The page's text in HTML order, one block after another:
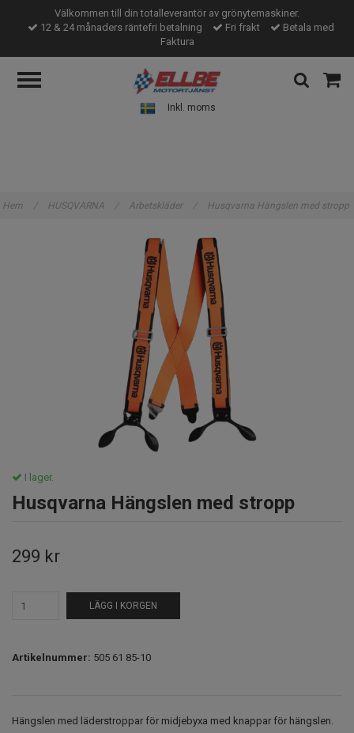
Välkommen till din totalleverantör av grönytemaskiner.
12 & 24 månaders räntefri betalning
Fri frakt
Betala med
Faktura
Inkl. moms
Hem / HUSQVARNA / Arbetskläder / Husqvarna Hängslen med stropp
I lager.
Husqvarna Hängslen med stropp
299 kr
LÄGG I KORGEN
Artikelnummer: 505 61 85-10
Hängslen med läderstroppar för midjebyxa med knappar för hängslen.